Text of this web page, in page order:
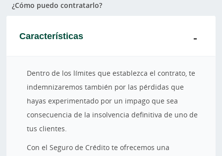
¿Cómo puedo contratarlo?
Características
Dentro de los límites que establezca el contrato, te
indemnizaremos también por las pérdidas que
hayas experimentado por un impago que sea
consecuencia de la insolvencia definitiva de uno de
tus clientes.
Con el Seguro de Crédito te ofrecemos una